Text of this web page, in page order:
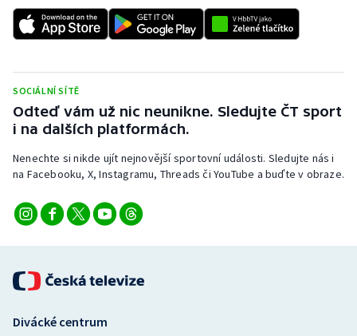
Sportovní střelba
Stolní tenis
Triatlon
Vodní slalom
Volejbal
SOCIÁLNÍ SÍTĚ
Odteď vám už nic neunikne. Sledujte ČT sport
i na dalších platformách.
Nenechte si nikde ujít nejnovější sportovní události. Sledujte nás i
na Facebooku, X, Instagramu, Threads či YouTube a buďte v obraze.
Divácké centrum